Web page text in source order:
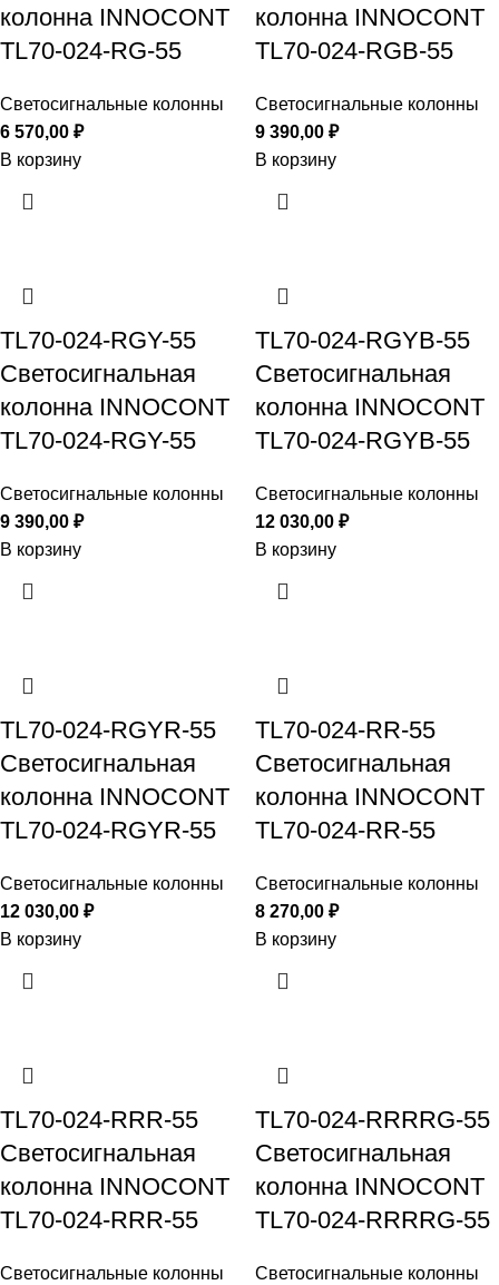
колонна INNOCONT
TL70-024-RG-55
Светосигнальные колонны
6 570,00 ₽
В корзину
колонна INNOCONT
TL70-024-RGB-55
Светосигнальные колонны
9 390,00 ₽
В корзину
TL70-024-RGY-55
Светосигнальная
колонна INNOCONT
TL70-024-RGY-55
Светосигнальные колонны
9 390,00 ₽
В корзину
TL70-024-RGYB-55
Светосигнальная
колонна INNOCONT
TL70-024-RGYB-55
Светосигнальные колонны
12 030,00 ₽
В корзину
TL70-024-RGYR-55
Светосигнальная
колонна INNOCONT
TL70-024-RGYR-55
Светосигнальные колонны
12 030,00 ₽
В корзину
TL70-024-RR-55
Светосигнальная
колонна INNOCONT
TL70-024-RR-55
Светосигнальные колонны
8 270,00 ₽
В корзину
TL70-024-RRR-55
Светосигнальная
колонна INNOCONT
TL70-024-RRR-55
Светосигнальные колонны
TL70-024-RRRRG-55
Светосигнальная
колонна INNOCONT
TL70-024-RRRRG-55
Светосигнальные колонны